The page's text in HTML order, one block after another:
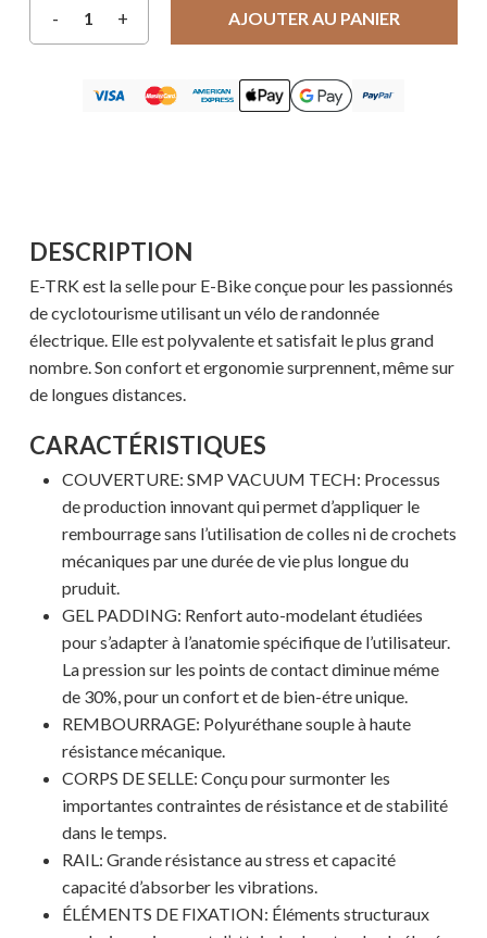
AJOUTER AU PANIER
DESCRIPTION
E-TRK est la selle pour E-Bike conçue pour les passionnés
de cyclotourisme utilisant un vélo de randonnée
électrique. Elle est polyvalente et satisfait le plus grand
nombre. Son confort et ergonomie surprennent, même sur
de longues distances.
CARACTÉRISTIQUES
COUVERTURE: SMP VACUUM TECH: Processus
de production innovant qui permet d’appliquer le
rembourrage sans l’utilisation de colles ni de crochets
mécaniques par une durée de vie plus longue du
pruduit.
GEL PADDING: Renfort auto-modelant étudiées
pour s’adapter à l’anatomie spécifique de l’utilisateur.
La pression sur les points de contact diminue méme
de 30%, pour un confort et de bien-étre unique.
REMBOURRAGE: Polyuréthane souple à haute
résistance mécanique.
CORPS DE SELLE: Conçu pour surmonter les
importantes contraintes de résistance et de stabilité
dans le temps.
RAIL: Grande résistance au stress et capacité
capacité d’absorber les vibrations.
ÉLÉMENTS DE FIXATION: Éléments structuraux